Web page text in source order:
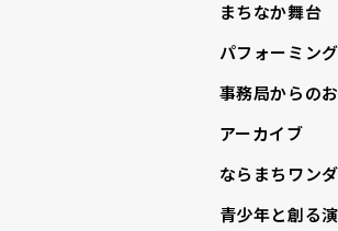
まちなか舞台
パフォーミン
事務局からの
アーカイブ
ならまちワン
青少年と創る